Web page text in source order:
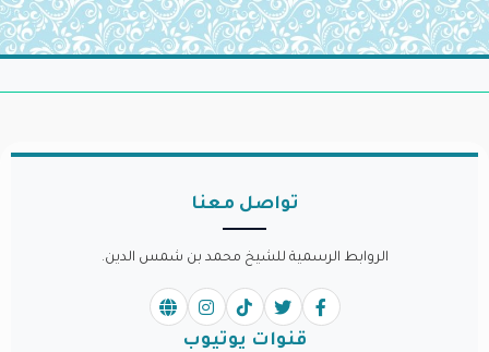
تواصل معنا
الروابط الرسمية للشيخ محمد بن شمس الدين.
قنوات يوتيوب